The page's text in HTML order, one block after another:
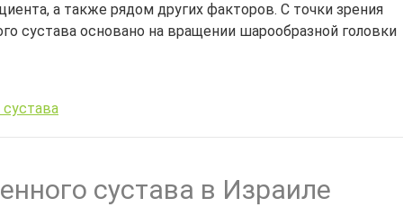
а также рядом других факторов. С точки зрения
сустава основано на вращении шарообразной головки
сустава в Израиле